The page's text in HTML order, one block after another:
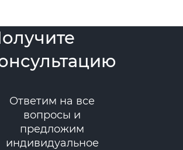
Ответим на все
вопросы и
предложим
индивидуальное